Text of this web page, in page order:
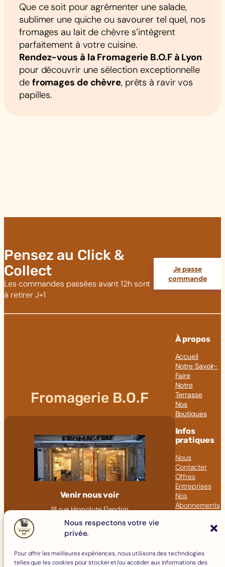
Nous respectons votre vie
privée.
Pour offrir les meilleures expériences, nous utilisons des technologies
telles que les cookies pour stocker et/ou accéder aux informations des
Que ce soit pour agrémenter une salade,
sublimer une quiche ou savourer tel quel, nos
fromages au lait de chèvre s’intègrent
parfaitement à votre cuisine.
Rendez-vous à la Fromagerie B.O.F à Lyon
pour découvrir une sélection exceptionnelle
de fromages de chèvre, prêts à ravir vos
papilles.
Pensez au Click &
Collect
Les commandes passées avant 12h sont
à retirer J+1
Je passe
commande
Fromagerie B.O.F
Venir nous voir
18 rue Hippolyte Flandrin
09 82 23 41 60
À propos
Accueil
Notre Savoir-
Faire
Notre
Terrasse
Nos
Boutiques
Infos
pratiques
Nous
Contacter
Offres
Entreprises
Nos
Abonnements
Fromages